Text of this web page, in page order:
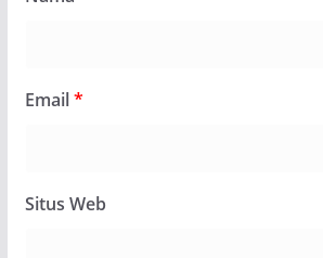
Email*
Situs Web